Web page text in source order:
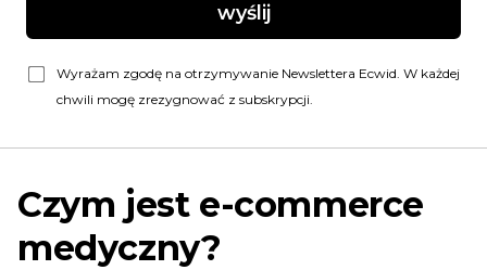
wyślij
Wyrażam zgodę na otrzymywanie Newslettera Ecwid. W każdej
chwili mogę zrezygnować z subskrypcji.
Czym jest e-commerce
medyczny?